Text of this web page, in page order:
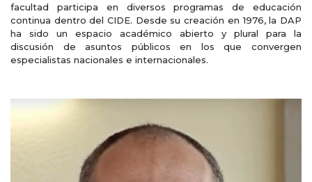
facultad participa en diversos programas de educación
continua dentro del CIDE. Desde su creación en 1976, la DAP
ha sido un espacio académico abierto y plural para la
discusión de asuntos públicos en los que convergen
especialistas nacionales e internacionales.